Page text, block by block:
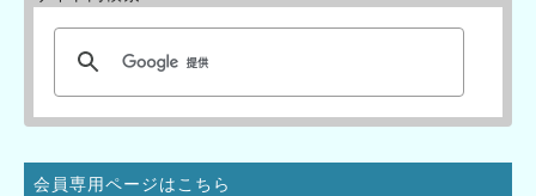
会員専用ページはこちら